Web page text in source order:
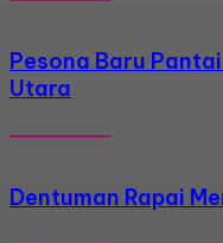
Pesona Baru
Utara
Dentuman Rapai